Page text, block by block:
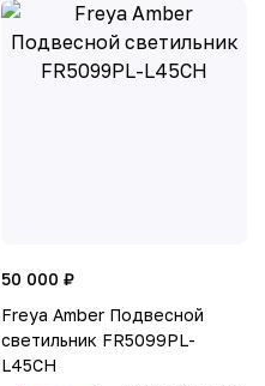
50 000 ₽
Freya Amber Подвесной
светильник FR5099PL-
L45CH